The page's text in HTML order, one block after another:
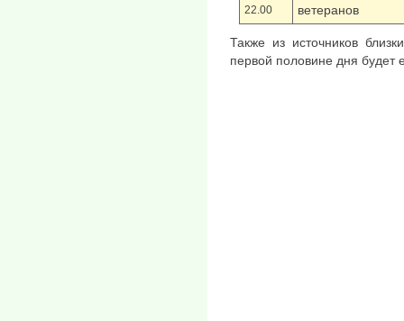
22.00
ветеранов
Также из источников
первой половине дня будет